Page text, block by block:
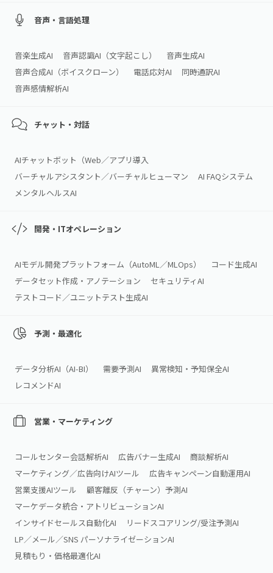
音声・言語処理
音楽生成AI 音声認識AI（文字起こし）
音声生成AI
音声合成AI（ボイスクローン）
電話応対AI
同時通訳AI
音声感情解析AI
チャット・対話
AIチャットボット（Web／アプリ導入
バーチャルアシスタント／バーチャルヒューマン
AI FAQシステム
メンタルヘルスAI
開発・ITオペレーション
AIモデル開発プラットフォーム（AutoML／MLOps）
コード生成AI
データセット作成・アノテーション
セキュリティAI
テストコード／ユニットテスト生成AI
予測・最適化
データ分析AI（AI‑BI） 需要予測AI
異常検知・予知保全AI
レコメンドAI
営業・マーケティング
コールセンター会話解析AI 広告バナー生成AI
商談解析AI
マーケティング／広告向けAIツール
広告キャンペーン自動運用AI
営業支援AIツール
顧客離反（チャーン）予測AI
マーケデータ統合・アトリビューションAI
インサイドセールス自動化AI
リードスコアリング/受注予測AI
LP／メール／SNS パーソナライゼーションAI
見積もり・価格最適化AI